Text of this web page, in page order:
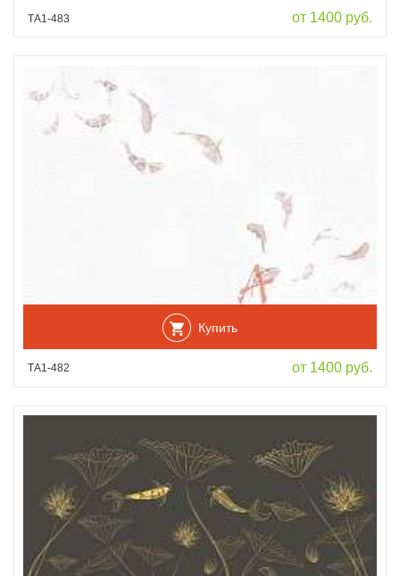
ТА1-483 от 1400 руб.
Купить
ТА1-482 от 1400 руб.